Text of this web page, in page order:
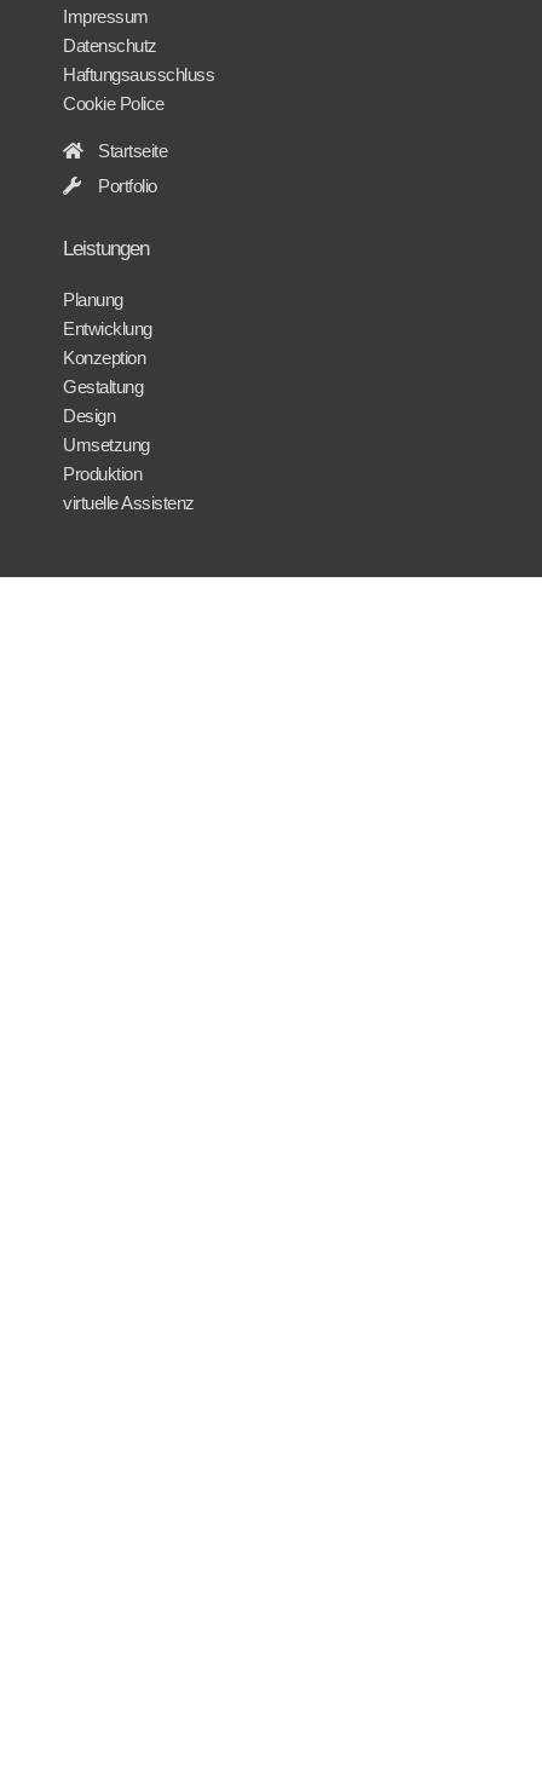
Impressum
Datenschutz
Haftungsausschluss
Cookie Police
Startseite
Portfolio
Leistungen
Planung
Entwicklung
Konzeption
Gestaltung
Design
Umsetzung
Produktion
virtuelle Assistenz